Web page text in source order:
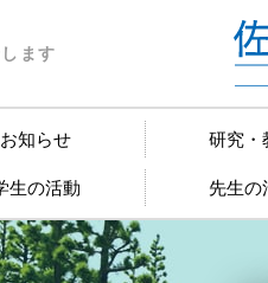
ます
お知らせ 研究・
生の活動 先生の